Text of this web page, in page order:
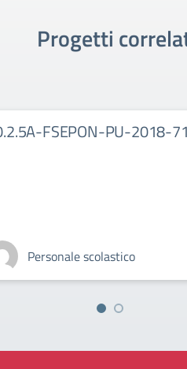
Progetti
FSEPON-PU-2018-
Personale scolastico